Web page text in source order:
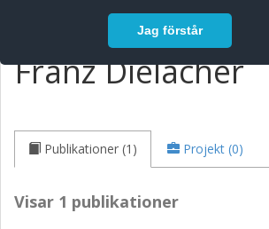
Jag förstår
Franz Dielacher
Publikationer (1) Projekt (0)
Visar 1 publikationer